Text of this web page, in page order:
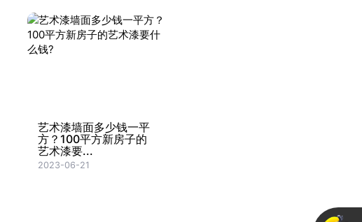
艺术漆墙面多少钱一平
方？100平方新房子的
艺术漆要...
2023-06-21